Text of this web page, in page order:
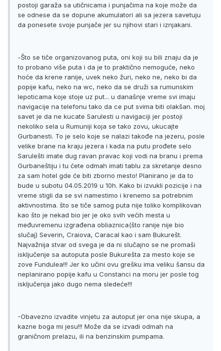
postoji garaža sa utičnicama i punjačima na koje može da
se odnese da se dopune akumulatori ali sa jezera savetuju
da ponesete svoje punjače jer su njihovi stari i iznjakani.
-Što se tiče organizovanog puta, oni koji su bili znaju da je
to probano više puta i da je to praktično nemoguće, neko
hoće da krene ranije, uvek neko žuri, neko ne, neko bi da
popije kafu, neko na wc, neko da se druži sa rumunskim
lepoticama koje stoje uz put... u današnje vreme svi imaju
navigacije na telefonu tako da ce put svima biti olakšan. moj
savet je da ne kucate Sarulesti u navigaciji jer postoji
nekoliko sela u Rumuniji koja se tako zovu, ukucajte
Gurbanesti. To je selo koje se nalazi takođe na jezeru, posle
velike brane na kraju jezera i kada na putu prođete selo
Sarulešti imate dug ravan pravac koji vodi na branu i prema
Gurbaneštiju i tu ćete odmah imati tablu za skretanje desno
za sam hotel gde će biti zborno mesto! Planirano je da to
bude u subotu 04.05.2019 u 10h. Kako bi izvukli pozicije i na
vreme stigli da se svi namestimo i krenemo sa potrebnim
aktivnostima. što se tiče samog puta nije toliko komplikovan
kao što je nekad bio jer je oko svih većih mesta u
međuvremenu izgrađena obliaznica(što ranije nije bio
slučaj) Severin, Craiova, Caracal kao i sam Bukurešt.
Najvažnija stvar od svega je da ni slučajno se ne promaši
isključenje sa autoputa posle Bukurešta za mesto koje se
zove Fundulea!!! Jer ko učini ovu grešku ima veliku šansu da
neplanirano popije kafu u Constanci na moru jer posle tog
isključenja jako dugo nema sledeće!!!
-Obavezno izvadite vinjetu za autoput jer ona nije skupa, a
kazne boga mi jesu!!! Može da se izvadi odmah na
graničnom prelazu, ili na benzinskim pumpama.